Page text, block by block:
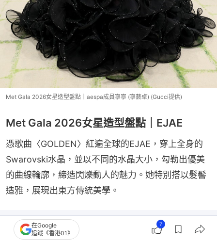
Met Gala 2026女星造型盤點｜aespa成員寧寧 (寧藝卓) (Gucci提供)
Met Gala 2026女星造型盤點｜EJAE
憑歌曲〈GOLDEN〉紅遍全球的EJAE，穿上全身的
Swarovski水晶，並以不同的水晶大小，勾勒出優美
的曲線輪廓，締造閃爍動人的魅力。她特別搭以髮髻
造雅，展現出東方傳統美學。
在Google
追蹤《香港01》
7